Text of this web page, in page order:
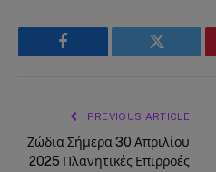
Facebook Twitter
PREVIOUS ARTICLE
Ζώδια Σήμερα 30 Απριλίου
2025 Πλανητικές Επιρροές